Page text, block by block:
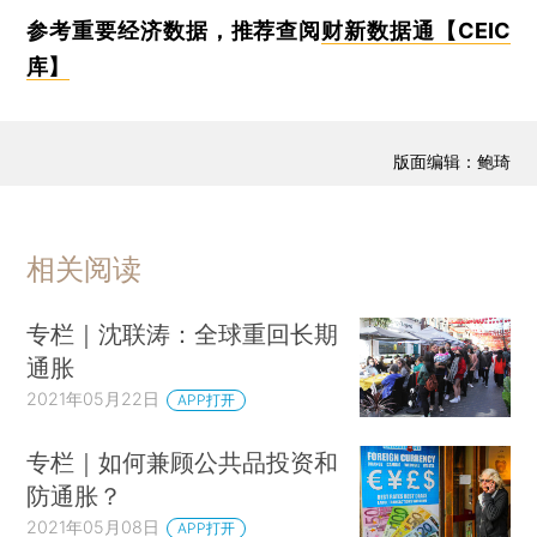
参考重要经济数据，推荐查阅 财新数据通【CEIC
库】
版面编辑：鲍琦
相关阅读
专栏｜沈联涛：全球重回长期
通胀
2021年05月22日 APP打开
专栏｜如何兼顾公共品投资和
防通胀？
2021年05月08日 APP打开